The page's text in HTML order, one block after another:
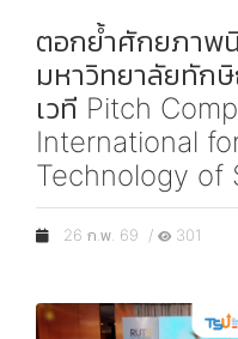
ตอกย้ำศักยภาพ
มหาวิทยาลัยทัก
เวที Pitch
International
Technology of
26 ก.พ. 69 / 301